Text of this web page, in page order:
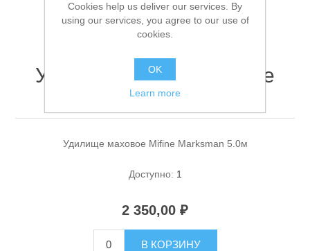
Удилище маховое Mifine
Marksman 5.0м
Удилище маховое Mifine Marksman 5.0м
Доступно: 1
2 350,00 ₽
В КОРЗИНУ
Cookies help us deliver our services. By
using our services, you agree to our use of
cookies.
OK
Learn more